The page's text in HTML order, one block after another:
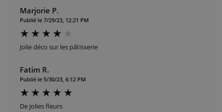
Marjorie P.
Publié le 7/29/23, 12:21 PM
Jolie déco sur les pâtisserie
Fatim R.
Publié le 5/30/23, 6:12 PM
De jolies fleurs